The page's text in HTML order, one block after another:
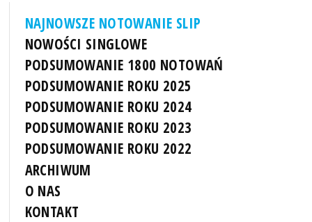
NAJNOWSZE NOTOWANIE SLIP
NOWOŚCI SINGLOWE
PODSUMOWANIE 1800 NOTOWAŃ
PODSUMOWANIE ROKU 2025
PODSUMOWANIE ROKU 2024
PODSUMOWANIE ROKU 2023
PODSUMOWANIE ROKU 2022
ARCHIWUM
O NAS
KONTAKT